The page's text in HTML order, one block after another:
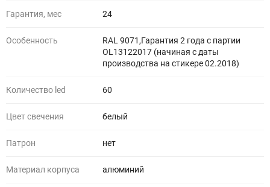
Гарантия, мес 24
Особенность
RAL 9071,Гарантия 2 года с партии
OL13122017 (начиная с даты
производства на стикере 02.2018)
Количество led 60
Цвет свечения белый
Патрон нет
Материал корпуса алюминий